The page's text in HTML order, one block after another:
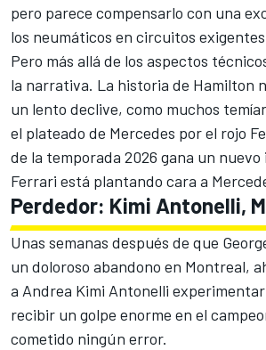
pero parece compensarlo con una
los neumáticos en circuitos
Pero más allá de los aspectos
la narrativa. La historia de Hamilton
un lento declive, como muchos
el plateado de Mercedes por el rojo
de la temporada 2026 gana un
Ferrari está plantando cara a
Perdedor: Kimi Antonelli,
Unas semanas después de que
un doloroso abandono en Montreal,
a Andrea Kimi Antonelli
recibir un golpe enorme en el
cometido ningún error.